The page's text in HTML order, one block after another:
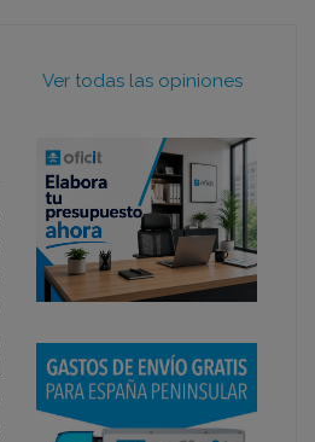
Ver todas las opiniones